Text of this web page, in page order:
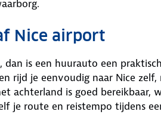
Nice airport
is een huurauto een
rijd je eenvoudig naar Nice
achterland is goed bereikbaar,
je route en reistempo tijdens